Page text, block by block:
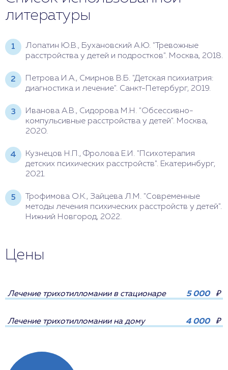
литературы
Лопатин Ю.В., Бухановский А.Ю. "Тревожные
расстройства у детей и подростков". Москва, 2018.
Петрова И.А., Смирнов В.Б. "Детская психиатрия:
диагностика и лечение". Санкт-Петербург, 2019.
Иванова А.В., Сидорова М.Н. "Обсессивно-
компульсивные расстройства у детей". Москва,
2020.
Кузнецов Н.П., Фролова Е.И. "Психотерапия
детских психических расстройств". Екатеринбург,
2021.
Трофимова О.К., Зайцева Л.М. "Современные
методы лечения психических расстройств у детей".
Нижний Новгород, 2022.
Цены
Лечение трихотилломании в стационаре 5 000 ₽
Лечение трихотилломании на дому 4 000 ₽